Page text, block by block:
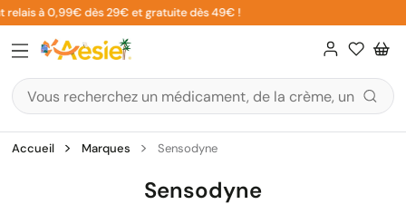
Aller
au
contenu
à 0,99€ dès 29€ et gratuite dès 49€ !
Accueil Marques Sensodyne
Sensodyne